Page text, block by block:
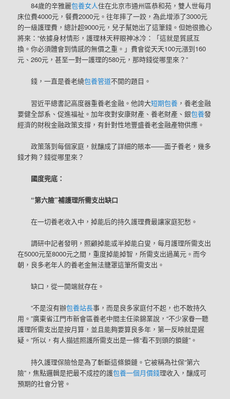
84歲的辛雅麗包養女人住在北京市通州區恭和苑，雙人世每月
床位費4000元，餐費2000元。往年摔了一跤，為此增添了3000元
的一級護理費，總計超9000元，兒子幫她出了這筆錢。但她很擔心
將來：“依據身材情形，護理林天秤眼神冰冷：「這就是質感互
換。你必須體會到情感的無價之重。」費會從天天100元漲到160
元、260元，甚至一對一護理的580元，那時錢從哪里來？”
錢，一直是養老繞包養管道不開的題目。
習近平總書記高度器重養老金融。他誇大短期包養 ，養老金融
要健全部系、促進福祉。加年夜對安康財產、養老財產、銀包養發
經濟的財稅金融政策支撐，有針對性地豐盛養老金融產物供應。
政策落到每個家庭，就釀成了詳細的賬本——面子養老，幾多
錢才夠？錢從哪里來？
國度兜底：
“第六險”補護理所需支出缺口
在一切養老收入中，掉能后的持久護理費最讓家庭犯愁。
調研中記者發明，照顧掉能或半掉能白叟，每月護理所需支出
在5000元至8000元之間，重度掉能掉智，所需支出過萬元。而今
朝，良多老年人的養老金無法籠罩這筆所需支出。
缺口，從一開端就存在。
“不是沒有辦包養站長事，而是良多家庭付不起，也不敢持久
用。”廣東省江門市新會區養老中間主任梁錦業說，“不少家眷一聽
護理所需支出是按月算，並且能夠要算良多年，第一反映就是遲
疑。”所以，有人描述照護所需支出是一條“看不到頭的鎖鏈”。
持久護理保險恰是為了斬斷這條鎖鏈。它被稱為社保“第六
險”，焦點邏輯是把最不成控的護包養一個月價錢理收入，釀成可
預期的社會分管。